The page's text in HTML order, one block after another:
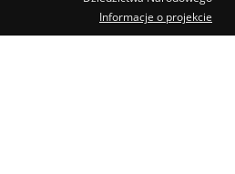
Informacje o projekcie